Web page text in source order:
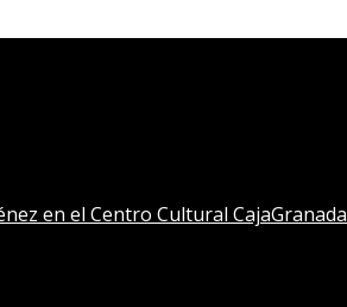
en el Centro Cultural CajaGranada